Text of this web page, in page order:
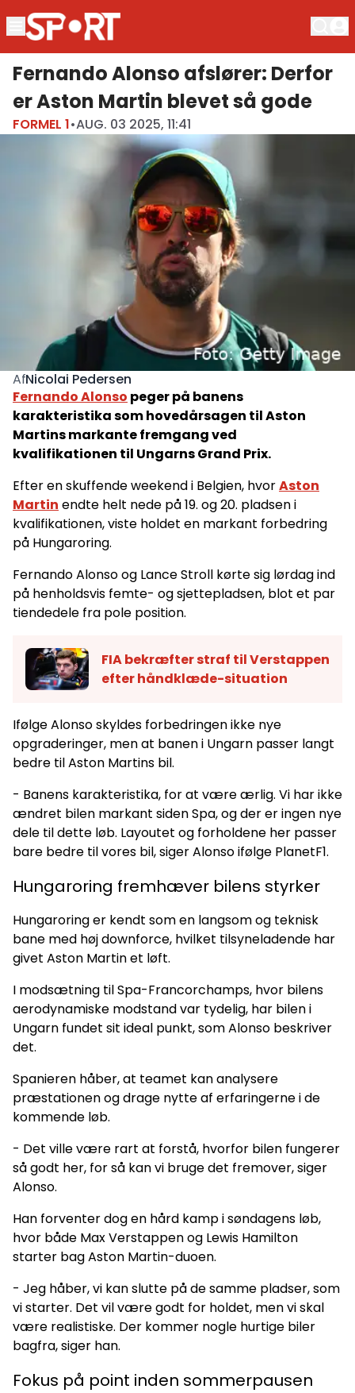
Fernando Alonso afslører: Derfor
er Aston Martin blevet så gode
FORMEL 1•AUG. 03 2025, 11:41
AfNicolai Pedersen
Fernando Alonso peger på banens
karakteristika som hovedårsagen til Aston
Martins markante fremgang ved
kvalifikationen til Ungarns Grand Prix.
Efter en skuffende weekend i Belgien, hvorAston
Martin endte helt nede på 19. og 20. pladsen i
kvalifikationen, viste holdet en markant forbedring
på Hungaroring.
Fernando Alonso og Lance Stroll kørte sig lørdag ind
på henholdsvis femte- og sjettepladsen, blot et par
tiendedele fra pole position.
FIA bekræfter straf til Verstappen
efter håndklæde-situation
Ifølge Alonso skyldes forbedringen ikke nye
opgraderinger, men at banen i Ungarn passer langt
bedre til Aston Martins bil.
- Banens karakteristika, for at være ærlig. Vi har ikke
ændret bilen markant siden Spa, og der er ingen nye
dele til dette løb. Layoutet og forholdene her passer
bare bedre til vores bil, siger Alonso ifølge PlanetF1.
Hungaroring fremhæver bilens styrker
Hungaroring er kendt som en langsom og teknisk
bane med høj downforce, hvilket tilsyneladende har
givet Aston Martin et løft.
I modsætning til Spa-Francorchamps, hvor bilens
aerodynamiske modstand var tydelig, har bilen i
Ungarn fundet sit ideal punkt, som Alonso beskriver
det.
Spanieren håber, at teamet kan analysere
præstationen og drage nytte af erfaringerne i de
kommende løb.
- Det ville være rart at forstå, hvorfor bilen fungerer
så godt her, for så kan vi bruge det fremover, siger
Alonso.
Han forventer dog en hård kamp i søndagens løb,
hvor både Max Verstappen og Lewis Hamilton
starter bag Aston Martin-duoen.
- Jeg håber, vi kan slutte på de samme pladser, som
vi starter. Det vil være godt for holdet, men vi skal
være realistiske. Der kommer nogle hurtige biler
bagfra, siger han.
Fokus på point inden sommerpausen